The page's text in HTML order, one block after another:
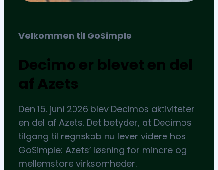
Velkommen til GoSimple
Decimo er blevet en del
af Azets
Den 15. juni 2026 blev Decimos aktiviteter
en del af Azets. Det betyder, at Decimos
tilgang til regnskab nu lever videre hos
GoSimple: Azets’ løsning for mindre og
mellemstore virksomheder.